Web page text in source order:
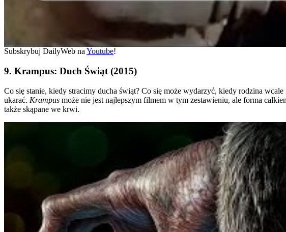
Subskrybuj DailyWeb na Youtube!
9. Krampus: Duch Świąt (2015)
Co się stanie, kiedy stracimy ducha świąt? Co się może wydarzyć, kiedy rodzina
ukarać. Krampus może nie jest najlepszym filmem w tym zestawieniu, ale forma
także skąpane we krwi.